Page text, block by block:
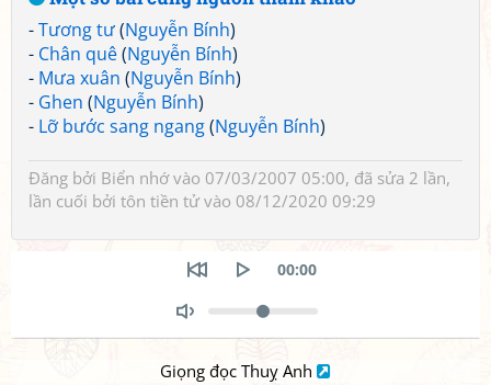
-Tương tư(Nguyễn Bính)
- Chân quê(Nguyễn Bính)
- Mưa xuân (Nguyễn Bính)
- Ghen (Nguyễn Bính)
- Lỡ bước sang ngang(Nguyễn Bính)
Đăng bởi Biển nhớvào 07/03/2007 05:00, đã sửa 2 lần,
lần cuối bởi tôn tiền tửvào 08/12/2020 09:29
Seek
Current
00:00
Mute
Volume
Giọng đọc Thuỵ Anh